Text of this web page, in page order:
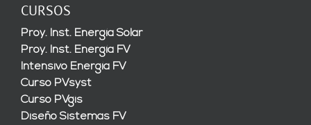
CURSOS
Proy. Inst. Energía Solar
Proy. Inst. Energía FV
Intensivo Energía FV
Curso PVsyst
Curso PVgis
Diseño Sistemas FV